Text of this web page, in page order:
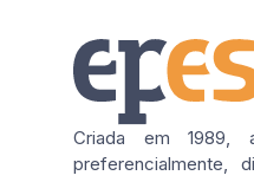
Criada em 1989,
preferencialmente,